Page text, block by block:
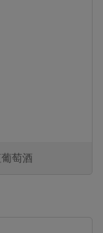
萄酒